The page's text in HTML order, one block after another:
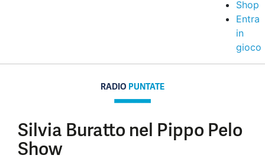
Shop
Entra
in
gioco
RADIO PUNTATE
Silvia Buratto nel Pippo Pelo
Show